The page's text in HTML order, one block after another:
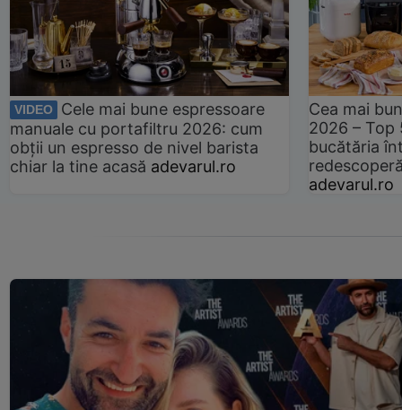
VIDEO
Cele mai bune espressoare
manuale cu portafiltru 2026: cum
obții un espresso de nivel barista
chiar la tine acasă adevarul.ro
Cea mai
2026 –
bucătăria
adevarul.ro